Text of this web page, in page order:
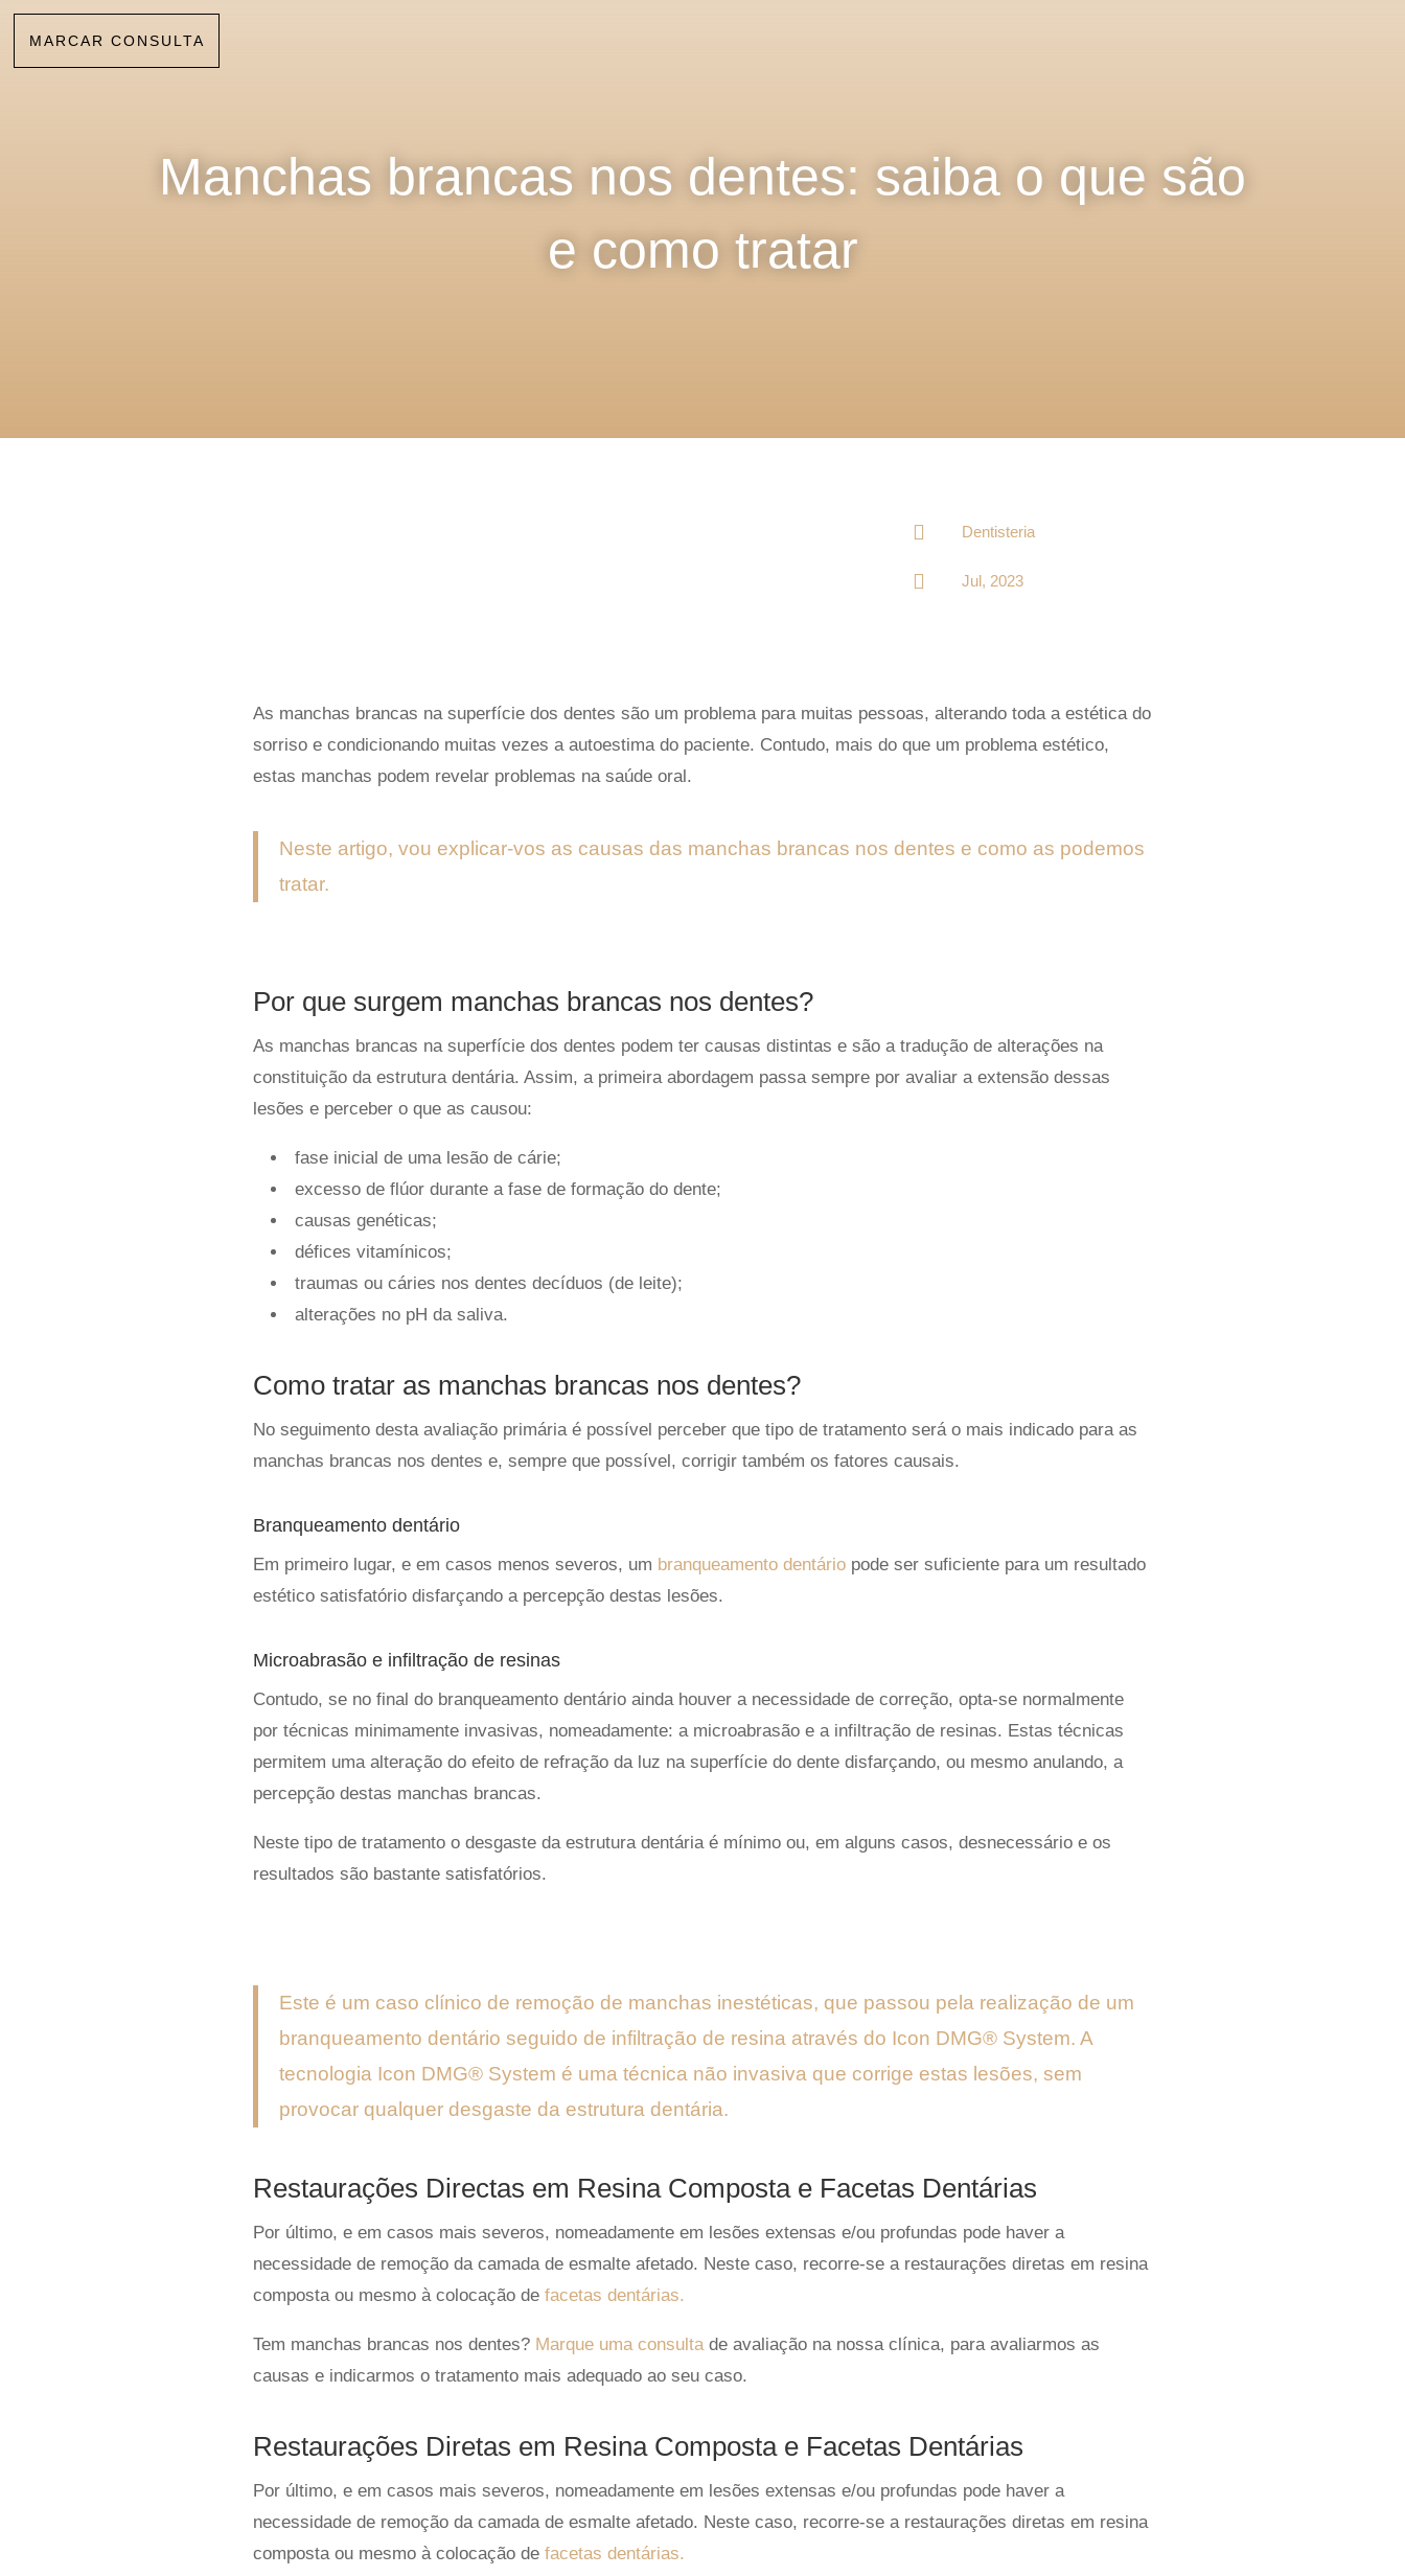
MARCAR CONSULTA
Manchas brancas nos dentes: saiba o que são
e como tratar
 Dentisteria
 Jul, 2023
As manchas brancas na superfície dos dentes são um problema para muitas pessoas, alterando toda a estética do
sorriso e condicionando muitas vezes a autoestima do paciente. Contudo, mais do que um problema estético,
estas manchas podem revelar problemas na saúde oral.
Neste artigo, vou explicar-vos as causas das manchas brancas nos dentes e como as podemos
tratar.
Por que surgem manchas brancas nos dentes?
As manchas brancas na superfície dos dentes podem ter causas distintas e são a tradução de alterações na
constituição da estrutura dentária. Assim, a primeira abordagem passa sempre por avaliar a extensão dessas
lesões e perceber o que as causou:
fase inicial de uma lesão de cárie;
excesso de flúor durante a fase de formação do dente;
causas genéticas;
défices vitamínicos;
traumas ou cáries nos dentes decíduos (de leite);
alterações no pH da saliva.
Como tratar as manchas brancas nos dentes?
No seguimento desta avaliação primária é possível perceber que tipo de tratamento será o mais indicado para as
manchas brancas nos dentes e, sempre que possível, corrigir também os fatores causais.
Branqueamento dentário
Em primeiro lugar, e em casos menos severos, um branqueamento dentáriopode ser suficiente para um resultado
estético satisfatório disfarçando a percepção destas lesões.
Microabrasão e infiltração de resinas
Contudo, se no final do branqueamento dentário ainda houver a necessidade de correção, opta-se normalmente
por técnicas minimamente invasivas, nomeadamente: a microabrasão e a infiltração de resinas. Estas técnicas
permitem uma alteração do efeito de refração da luz na superfície do dente disfarçando, ou mesmo anulando, a
percepção destas manchas brancas.
Neste tipo de tratamento o desgaste da estrutura dentária é mínimo ou, em alguns casos, desnecessário e os
resultados são bastante satisfatórios.
Este é um caso clínico de remoção de manchas inestéticas, que passou pela realização de um
branqueamento dentário seguido de infiltração de resina através do Icon DMG® System. A
tecnologia Icon DMG® System é uma técnica não invasiva que corrige estas lesões, sem
provocar qualquer desgaste da estrutura dentária.
Restaurações Directas em Resina Composta e Facetas Dentárias
Por último, e em casos mais severos, nomeadamente em lesões extensas e/ou profundas pode haver a
necessidade de remoção da camada de esmalte afetado. Neste caso, recorre-se a restaurações diretas em resina
composta ou mesmo à colocação de facetas dentárias.
Tem manchas brancas nos dentes? Marque uma consultade avaliação na nossa clínica, para avaliarmos as
causas e indicarmos o tratamento mais adequado ao seu caso.
Restaurações Diretas em Resina Composta e Facetas Dentárias
Por último, e em casos mais severos, nomeadamente em lesões extensas e/ou profundas pode haver a
necessidade de remoção da camada de esmalte afetado. Neste caso, recorre-se a restaurações diretas em resina
composta ou mesmo à colocação de facetas dentárias.